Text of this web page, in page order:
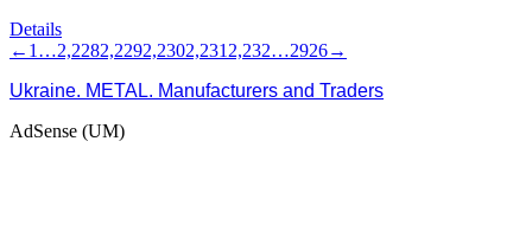
Details
← 1 …2,2282,2292,2302,231 2,232…2926→
Ukraine. METAL. Manufacturers and Traders
AdSense (UM)